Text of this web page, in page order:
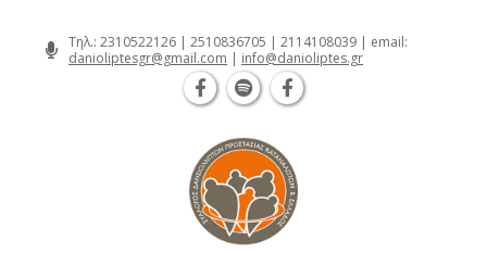
Τηλ.: 2310522126 | 2510836705 | 2114108039 | email:
danioliptesgr@gmail.com | info@danioliptes.gr